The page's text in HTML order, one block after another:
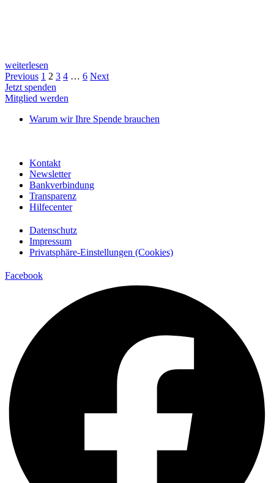
weiterlesen
Previous 1 2 3 4 … 6 Next
Jetzt spenden
Mitglied werden
Warum wir Ihre Spende brauchen
Kontakt
Newsletter
Bankverbindung
Transparenz
Hilfecenter
Datenschutz
Impressum
Privatsphäre-Einstellungen (Cookies)
Facebook